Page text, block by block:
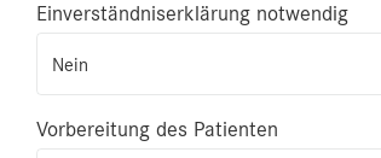
Einverständniserklärung notwendig
Nein
Vorbereitung des Patienten